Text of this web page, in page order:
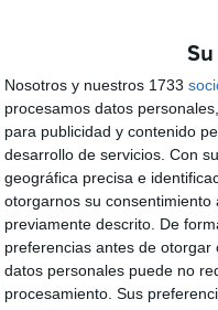
Nosotros y nuestros 1733
procesamos datos
para publicidad y contenido
desarrollo de servicios. Con
geográfica precisa e
otorgarnos su
previamente descrito. De
preferencias antes de
datos personales puede no
procesamiento. Sus